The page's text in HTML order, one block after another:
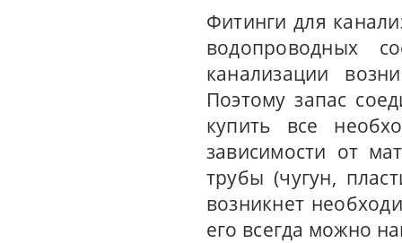
Фитинги для
водопроводных
канализации
Поэтому запас
купить все
зависимости от
трубы (чугун,
возникнет
его всегда можно